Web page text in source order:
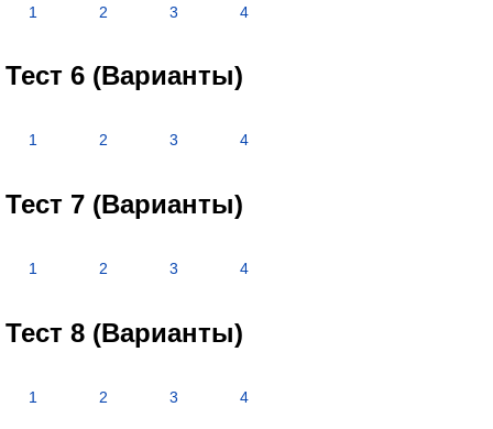
1 2 3 4
Тест 6 (Варианты)
1 2 3 4
Тест 7 (Варианты)
1 2 3 4
Тест 8 (Варианты)
1 2 3 4